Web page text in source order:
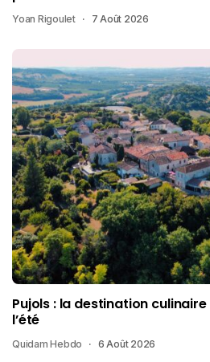
Yoan Rigoulet 7 Août 2026
Pujols : la destination
l’été
Quidam Hebdo 6 Août 2026